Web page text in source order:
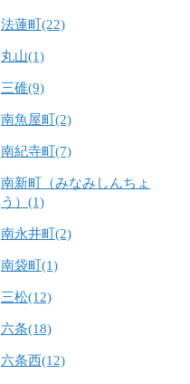
法蓮町(22)
丸山(1)
三碓(9)
南魚屋町(2)
南紀寺町(7)
南新町（みなみしんちょ
う）(1)
南永井町(2)
南袋町(1)
三松(12)
六条(18)
六条西(12)